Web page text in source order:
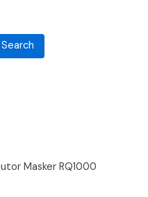
Search
Masker RQ1000